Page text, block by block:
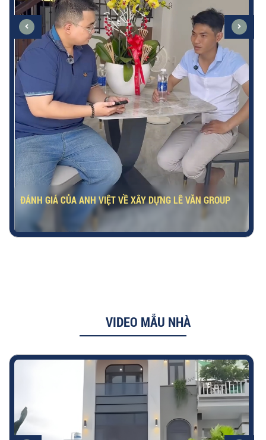
ĐÁNH GIÁ CỦA ANH VIỆT VỀ XÂY DỰNG LÊ VĂN GROUP
VIDEO MẪU NHÀ